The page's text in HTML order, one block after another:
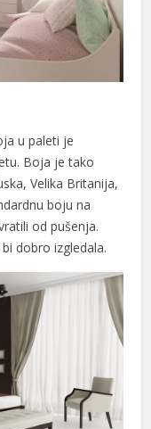
u paleti je
Boja je tako
Velika Britanija,
boju na
od pušenja.
dobro izgledala.